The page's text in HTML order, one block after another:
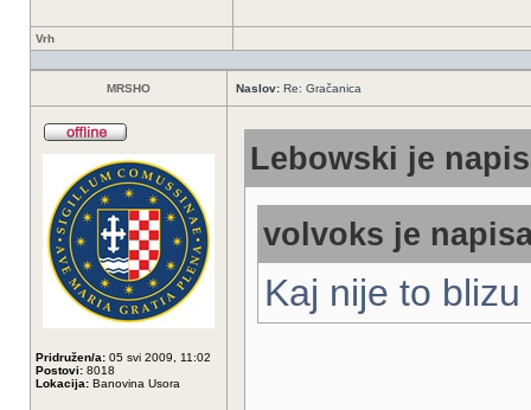
Vrh
MRSHO Naslov: Re: Gračanica
Pridružen/a: 05 svi 2009, 11:02
Postovi: 8018
Lokacija: Banovina Usora
Lebowski je
volvoks je
Kaj nije to